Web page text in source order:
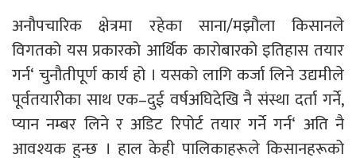
अनौपचारिक क्षेत्रमा रहेका साना/मझौला किसानले
विगतको यस प्रकारको आर्थिक कारोबारको इतिहास तयार
गर्न‘ चुनौतीपूर्ण कार्य हो । यसको लागि कर्जा लिने उद्यमीले
पूर्वतयारीका साथ एक–दुई वर्षअघिदेखि नै संस्था दर्ता गर्ने,
प्यान नम्बर लिने र अडिट रिपोर्ट तयार गर्ने गर्न‘ अति नै
आवश्यक हुन्छ । हाल केही पालिकाहरूले किसानहरूको